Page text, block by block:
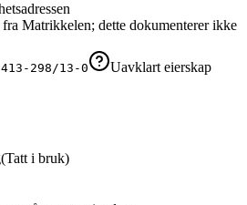
Matrikkelen; dette dokumenterer ikke
298/13-0
Uavklart eierskap
(Tatt i bruk)